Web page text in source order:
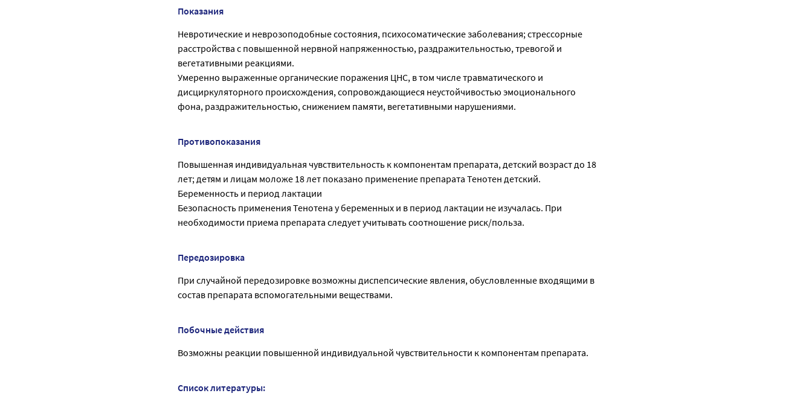
Показания
Невротические и неврозоподобные состояния, психосоматические заболевания; стрессорные
расстройства с повышенной нервной напряженностью, раздражительностью, тревогой и
вегетативными реакциями.
Умеренно выраженные органические поражения ЦНС, в том числе травматического и
дисциркуляторного происхождения, сопровождающиеся неустойчивостью эмоционального
фона, раздражительностью, снижением памяти, вегетативными нарушениями.
Противопоказания
Повышенная индивидуальная чувствительность к компонентам препарата, детский возраст до 18
лет; детям и лицам моложе 18 лет показано применение препарата Тенотен детский.
Беременность и период лактации
Безопасность применения Тенотена у беременных и в период лактации не изучалась. При
необходимости приема препарата следует учитывать соотношение риск/польза.
Передозировка
При случайной передозировке возможны диспепсические явления, обусловленные входящими в
состав препарата вспомогательными веществами.
Побочные действия
Возможны реакции повышенной индивидуальной чувствительности к компонентам препарата.
Список литературы: